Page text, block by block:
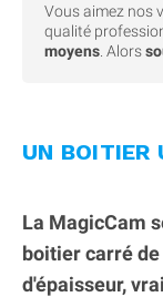
Vous aimez nos
qualité
moyens . Alors
UN BOITIER
La MagicCam
boitier carré
d'épaisseur,